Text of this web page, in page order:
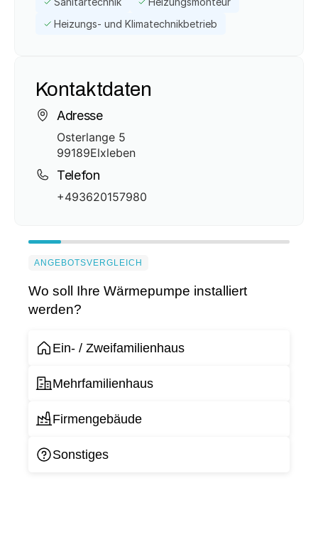
Heizungs- und Klimatechnikbetrieb
Kontaktdaten
Adresse
Osterlange 5
99189Elxleben
Telefon
+493620157980
ANGEBOTSVERGLEICH
Wo soll Ihre Wärmepumpe installiert
werden?
Ein- / Zweifamilienhaus
Mehrfamilienhaus
Firmengebäude
Sonstiges